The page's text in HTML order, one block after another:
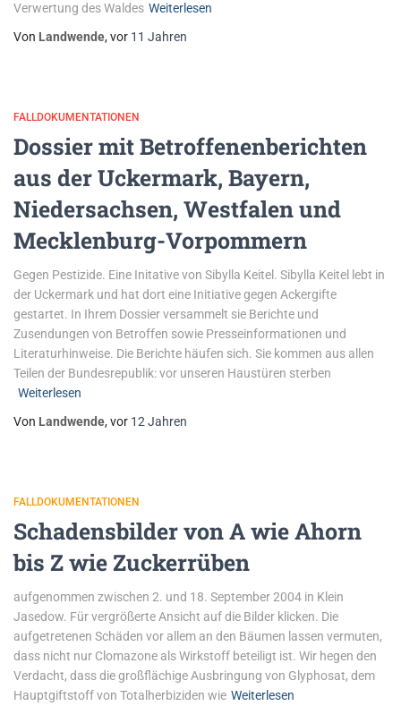
Verwertung des Waldes Weiterlesen
Von Landwende, vor 11 Jahren
FALLDOKUMENTATIONEN
Dossier mit Betroffenenberichten
aus der Uckermark, Bayern,
Niedersachsen, Westfalen und
Mecklenburg-Vorpommern
Gegen Pestizide. Eine Initative von Sibylla Keitel. Sibylla Keitel lebt in
der Uckermark und hat dort eine Initiative gegen Ackergifte
gestartet. In Ihrem Dossier versammelt sie Berichte und
Zusendungen von Betroffen sowie Presseinformationen und
Literaturhinweise. Die Berichte häufen sich. Sie kommen aus allen
Teilen der Bundesrepublik: vor unseren Haustüren sterben
Weiterlesen
Von Landwende, vor 12 Jahren
FALLDOKUMENTATIONEN
Schadensbilder von A wie Ahorn
bis Z wie Zuckerrüben
aufgenommen zwischen 2. und 18. September 2004 in Klein
Jasedow. Für vergrößerte Ansicht auf die Bilder klicken. Die
aufgetretenen Schäden vor allem an den Bäumen lassen vermuten,
dass nicht nur Clomazone als Wirkstoff beteiligt ist. Wir hegen den
Verdacht, dass die großflächige Ausbringung von Glyphosat, dem
Hauptgiftstoff von Totalherbiziden wie Weiterlesen